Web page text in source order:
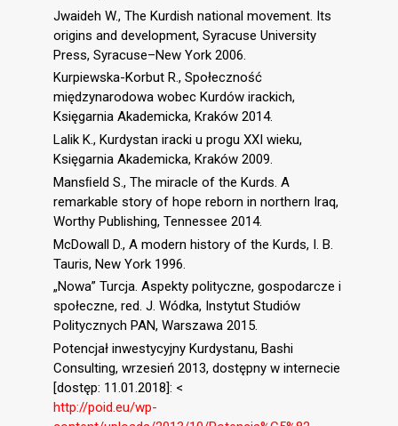
Jwaideh W., The Kurdish national movement. Its
origins and development, Syracuse University
Press, Syracuse–New York 2006.
Kurpiewska-Korbut R., Społeczność
międzynarodowa wobec Kurdów irackich,
Księgarnia Akademicka, Kraków 2014.
Lalik K., Kurdystan iracki u progu XXI wieku,
Księgarnia Akademicka, Kraków 2009.
Mansﬁeld S., The miracle of the Kurds. A
remarkable story of hope reborn in northern Iraq,
Worthy Publishing, Tennessee 2014.
McDowall D., A modern history of the Kurds, I. B.
Tauris, New York 1996.
„Nowa” Turcja. Aspekty polityczne, gospodarcze i
społeczne, red. J. Wódka, Instytut Studiów
Politycznych PAN, Warszawa 2015.
Potencjał inwestycyjny Kurdystanu, Bashi
Consulting, wrzesień 2013, dostępny w internecie
[dostęp: 11.01.2018]: <
http://poid.eu/wp-